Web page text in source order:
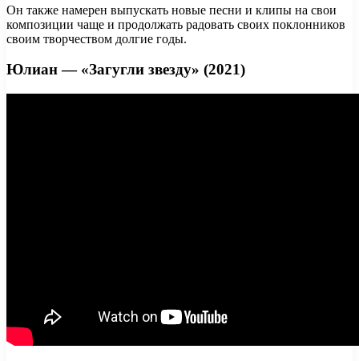
Он также намерен выпускать новые песни и клипы на свои
композиции чаще и продолжать радовать своих поклонников
своим творчеством долгие годы.
Юлиан — «Загугли звезду» (2021)